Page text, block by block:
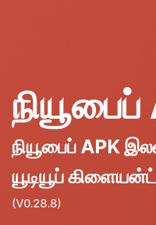
நியூபைப் APK
யூடியூப்
(V0.28.8)